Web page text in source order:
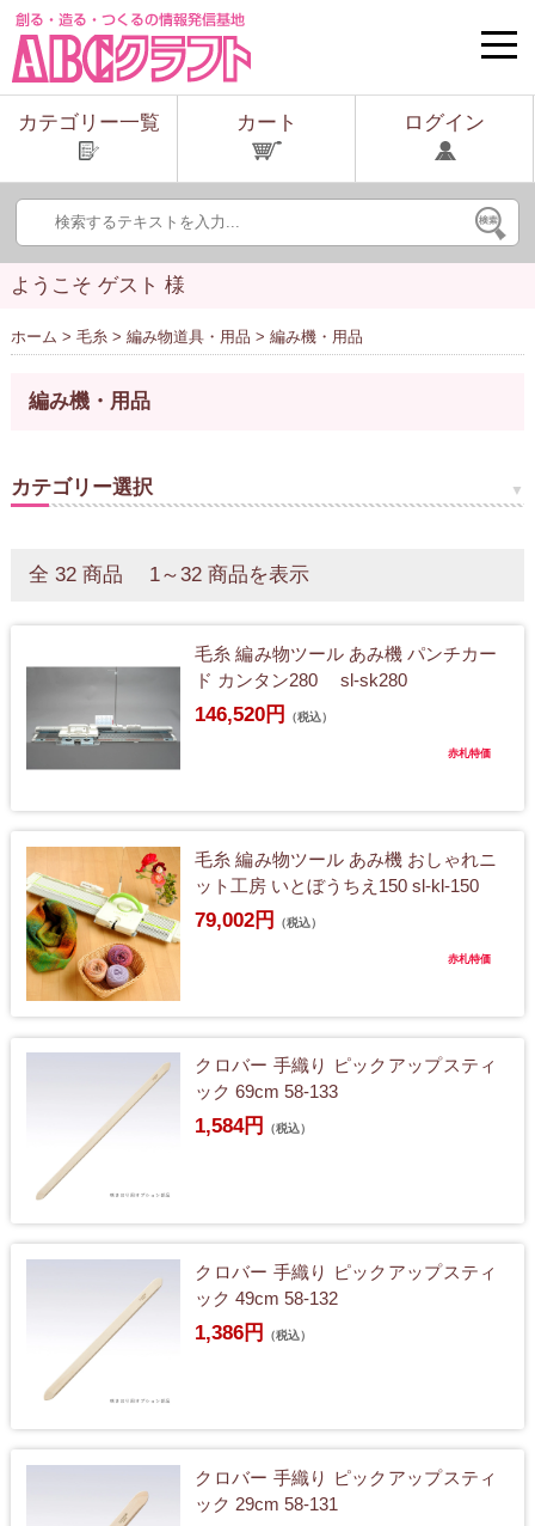
toggle
カテゴリー一覧
カート ログイン
ようこそ ゲスト 様
ホーム > 毛糸> 編み物道具・用品 > 編み機・用品
編み機・用品
カテゴリー選択
全 32 商品 1～32 商品を表示
毛糸 編み物ツール あみ機 パンチカー
ド カンタン280 sl-sk280
146,520円 （税込）
赤札特価
毛糸 編み物ツール あみ機 おしゃれニ
ット工房 いとぼうちえ150 sl-kl-150
79,002円 （税込）
赤札特価
クロバー 手織り ピックアップスティ
ック 69cm 58-133
1,584円 （税込）
クロバー 手織り ピックアップスティ
ック 49cm 58-132
1,386円 （税込）
クロバー 手織り ピックアップスティ
ック 29cm 58-131